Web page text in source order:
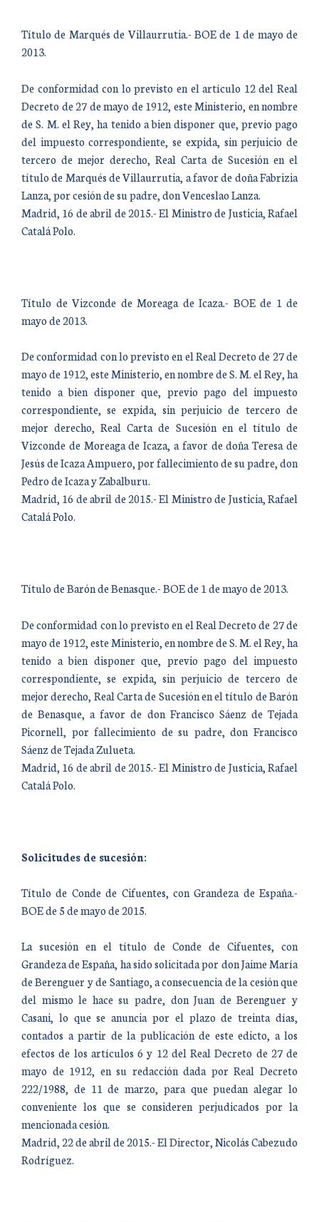
Título de Marqués de Villaurrutia.- BOE de 1 de mayo de
2013.
De conformidad con lo previsto en el artículo 12 del Real
Decreto de 27 de mayo de 1912, este Ministerio, en nombre
de S. M. el Rey, ha tenido a bien disponer que, previo pago
del impuesto correspondiente, se expida, sin perjuicio de
tercero de mejor derecho, Real Carta de Sucesión en el
título de Marqués de Villaurrutia, a favor de doña Fabrizia
Lanza, por cesión de su padre, don Venceslao Lanza.
Madrid, 16 de abril de 2015.- El Ministro de Justicia, Rafael
Catalá Polo.
Título de Vizconde de Moreaga de Icaza.- BOE de 1 de
mayo de 2013.
De conformidad con lo previsto en el Real Decreto de 27 de
mayo de 1912, este Ministerio, en nombre de S. M. el Rey, ha
tenido a bien disponer que, previo pago del impuesto
correspondiente, se expida, sin perjuicio de tercero de
mejor derecho, Real Carta de Sucesión en el título de
Vizconde de Moreaga de Icaza, a favor de doña Teresa de
Jesús de Icaza Ampuero, por fallecimiento de su padre, don
Pedro de Icaza y Zabalburu.
Madrid, 16 de abril de 2015.- El Ministro de Justicia, Rafael
Catalá Polo.
Título de Barón de Benasque.- BOE de 1 de mayo de 2013.
De conformidad con lo previsto en el Real Decreto de 27 de
mayo de 1912, este Ministerio, en nombre de S. M. el Rey, ha
tenido a bien disponer que, previo pago del impuesto
correspondiente, se expida, sin perjuicio de tercero de
mejor derecho, Real Carta de Sucesión en el título de Barón
de Benasque, a favor de don Francisco Sáenz de Tejada
Picornell, por fallecimiento de su padre, don Francisco
Sáenz de Tejada Zulueta.
Madrid, 16 de abril de 2015.- El Ministro de Justicia, Rafael
Catalá Polo.
Solicitudes de sucesión:
Título de Conde de Cifuentes, con Grandeza de España.-
BOE de 5 de mayo de 2015.
La sucesión en el título de Conde de Cifuentes, con
Grandeza de España, ha sido solicitada por don Jaime María
de Berenguer y de Santiago, a consecuencia de la cesión que
del mismo le hace su padre, don Juan de Berenguer y
Casani, lo que se anuncia por el plazo de treinta días,
contados a partir de la publicación de este edicto, a los
efectos de los artículos 6 y 12 del Real Decreto de 27 de
mayo de 1912, en su redacción dada por Real Decreto
222/1988, de 11 de marzo, para que puedan alegar lo
conveniente los que se consideren perjudicados por la
mencionada cesión.
Madrid, 22 de abril de 2015.- El Director, Nicolás Cabezudo
Rodríguez.